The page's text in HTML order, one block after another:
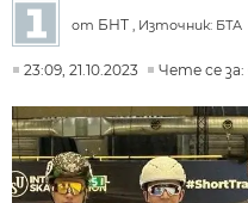
от БНТ , Източник: БТА
23:09, 21.10.2023 Чете се за: